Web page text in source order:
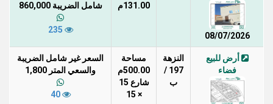
08/07/2026
131.00م
شامل الضريبة 860,000
أرض للبيع
فضاء
النزهة
197 /
ب
مساحة
500.00م
شارع 15
× 15
السعر غير شامل الضريبة
والسعي المتر 1,800
40